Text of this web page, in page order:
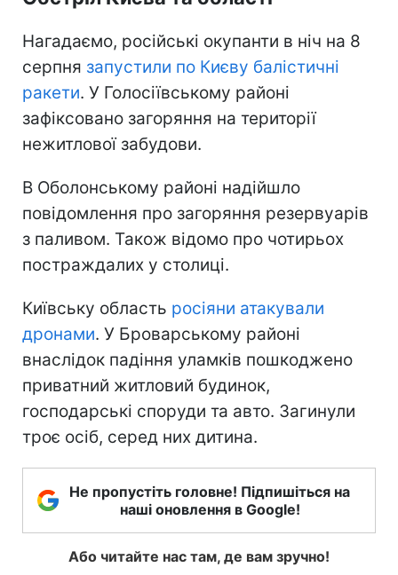
Нагадаємо, російські окупанти в ніч на 8
серпня запустили по Києву балістичні
ракети. У Голосіївському районі
зафіксовано загоряння на території
нежитлової забудови.
В Оболонському районі надійшло
повідомлення про загоряння резервуарів
з паливом. Також відомо про чотирьох
постраждалих у столиці.
Київську область росіяни атакували
дронами. У Броварському районі
внаслідок падіння уламків пошкоджено
приватний житловий будинок,
господарські споруди та авто. Загинули
троє осіб, серед них дитина.
Не пропустіть головне! Підпишіться на
наші оновлення в Google!
Або читайте нас там, де вам зручно!